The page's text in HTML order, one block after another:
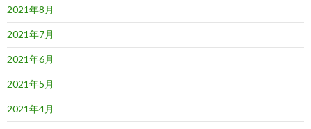
2021年8月
2021年7月
2021年6月
2021年5月
2021年4月